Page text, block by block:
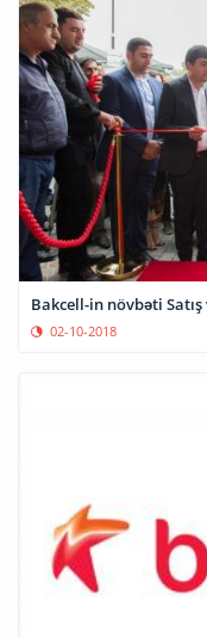
Bakcell-in növbəti
02-10-2018